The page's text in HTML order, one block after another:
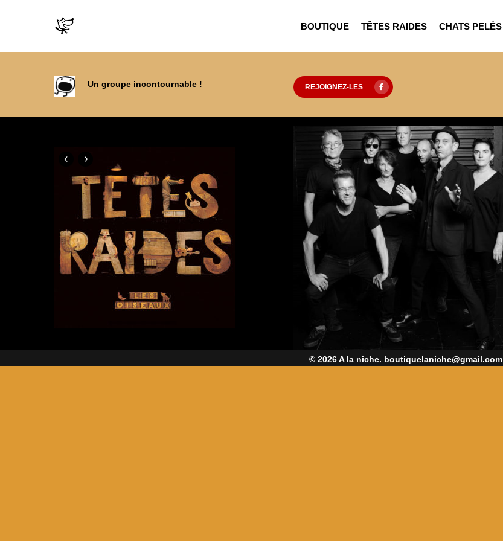
BOUTIQUE TÊTES RAIDES CHATS PELÉS
Un groupe incontournable ! REJOIGNEZ-LES
© 2026 A la niche. boutiquelaniche@gmail.com